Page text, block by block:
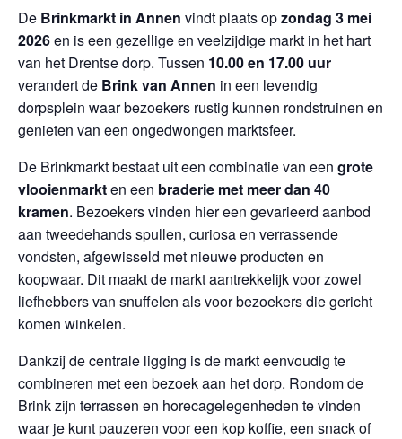
De Brinkmarkt in Annen vindt plaats opzondag 3 mei
2026en is een gezellige en veelzijdige markt in het hart
van het Drentse dorp. Tussen 10.00 en 17.00 uur
verandert de Brink van Annen in een levendig
dorpsplein waar bezoekers rustig kunnen rondstruinen en
genieten van een ongedwongen marktsfeer.
De Brinkmarkt bestaat uit een combinatie van een grote
vlooienmarkten een braderie met meer dan 40
kramen. Bezoekers vinden hier een gevarieerd aanbod
aan tweedehands spullen, curiosa en verrassende
vondsten, afgewisseld met nieuwe producten en
koopwaar. Dit maakt de markt aantrekkelijk voor zowel
liefhebbers van snuffelen als voor bezoekers die gericht
komen winkelen.
Dankzij de centrale ligging is de markt eenvoudig te
combineren met een bezoek aan het dorp. Rondom de
Brink zijn terrassen en horecagelegenheden te vinden
waar je kunt pauzeren voor een kop koffie, een snack of